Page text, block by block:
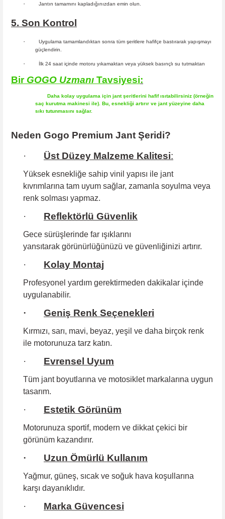
· Jantın tamamını kapladığınızdan emin olun.
5. Son Kontrol
·
Uygulama tamamlandıktan sonra tüm şeritlere hafifçe bastırarak yapışmayı
güçlendirin.
· İlk 24 saat içinde motoru yıkamaktan veya yüksek basınçlı su tutmaktan
Bir GOGO Uzmanı Tavsiyesi:
Daha kolay uygulama için jant şeritlerini hafif ısıtabilirsiniz (örneğin
saç kurutma makinesi ile). Bu, esnekliği artırır ve jant yüzeyine daha
sıkı tutunmasını sağlar.
Neden Gogo Premium Jant Şeridi?
·
Üst Düzey Malzeme Kalitesi:
Yüksek esnekliğe sahip vinil yapısı ile jant
kıvrımlarına tam uyum sağlar, zamanla soyulma veya
renk solması yapmaz.
· Reflektörlü Güvenlik
Gece sürüşlerinde far ışıklarını
yansıtarak görünürlüğünüzü ve güvenliğinizi artırır.
· Kolay Montaj
Profesyonel yardım gerektirmeden dakikalar içinde
uygulanabilir.
· Geniş Renk Seçenekleri
Kırmızı, sarı, mavi, beyaz, yeşil ve daha birçok renk
ile motorunuza tarz katın.
· Evrensel Uyum
Tüm jant boyutlarına ve motosiklet markalarına uygun
tasarım.
· Estetik Görünüm
Motorunuza sportif, modern ve dikkat çekici bir
görünüm kazandırır.
· Uzun Ömürlü Kullanım
Yağmur, güneş, sıcak ve soğuk hava koşullarına
karşı dayanıklıdır.
· Marka Güvencesi